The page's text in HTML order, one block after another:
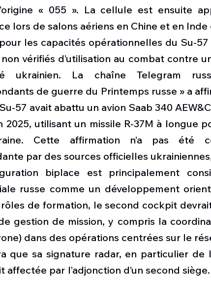
« 055 ». La cellule est ensuite
lors de salons aériens en Chine et en Inde
les capacités opérationnelles du Su-
vérifiés d’utilisation au combat contre
ukrainien. La chaîne Telegram
de guerre du Printemps russe » a
57 avait abattu un avion Saab 340
2025, utilisant un missile R-37M à longue
Cette affirmation n’a pas été
par des sources officielles
biplace est principalement
russe comme un développement
de formation, le second cockpit
gestion de mission, y compris la
dans des opérations centrées sur le
que sa signature radar, en particulier de
affectée par l’adjonction d’un second